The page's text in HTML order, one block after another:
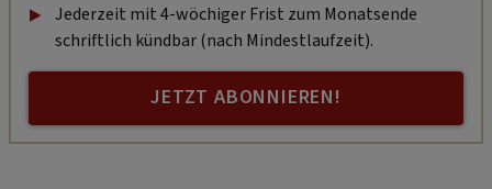
Jederzeit mit 4-wöchiger Frist zum Monatsende
schriftlich kündbar (nach Mindestlaufzeit).
JETZT ABONNIEREN!